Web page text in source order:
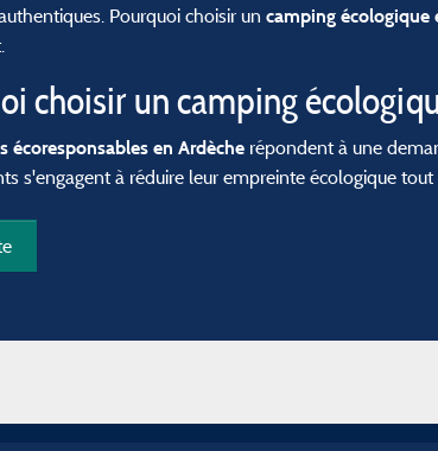
Pourquoi choisir un camping écologique
choisir un camping
écoresponsables en Ardèche répondent à une
s'engagent à réduire leur empreinte écologique